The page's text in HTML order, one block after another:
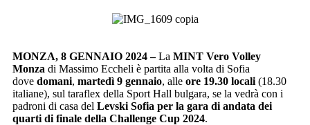
MONZA, 8 GENNAIO 2024 –La MINT Vero Volley
Monza di Massimo Eccheli è partita alla volta di Sofia
dove domani, martedì 9 gennaio, alle ore 19.30 locali (18.30
italiane), sul taraflex della Sport Hall bulgara, se la vedrà con i
padroni di casa del Levski Sofia per la gara di andata dei
quarti di finale della Challenge Cup 2024.